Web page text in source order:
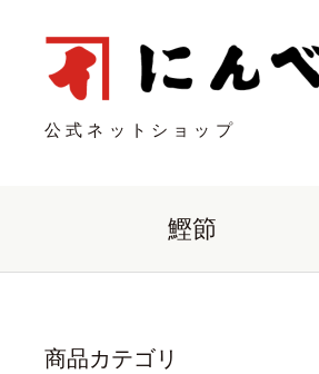
公式ネットショップ
鰹節
商品カテゴリ